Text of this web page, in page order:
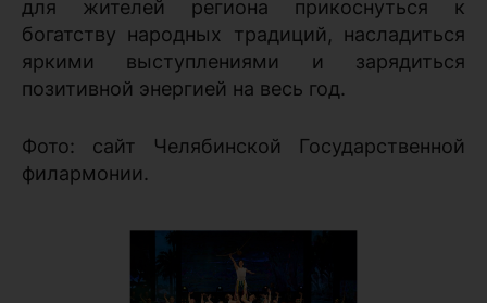
для жителей региона прикоснуться к
богатству народных традиций, насладиться
яркими выступлениями и зарядиться
позитивной энергией на весь год.
Фото: сайт Челябинской Государственной
филармонии.